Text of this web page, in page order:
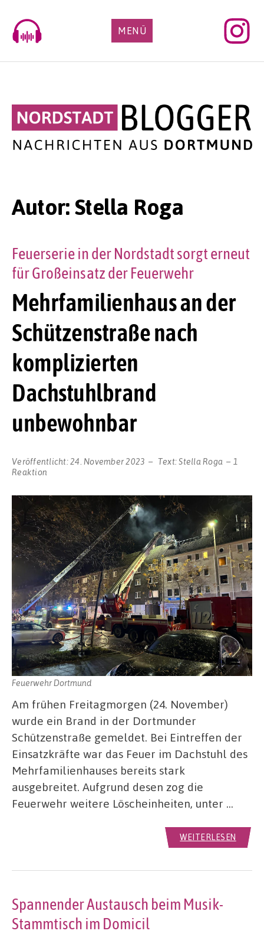
content
MENÜ
Autor:Stella Roga
Mehrfamilienhaus an der
Schützenstraße nach
komplizierten
Dachstuhlbrand
unbewohnbar
Feuerserie in der Nordstadt sorgt erneut
für Großeinsatz der Feuerwehr
Veröffentlicht:24. November 2023 Text:Stella Roga
1
Reaktion
Feuerwehr Dortmund
Am frühen Freitagmorgen (24. November)
wurde ein Brand in der Dortmunder
Schützenstraße gemeldet. Bei Eintreffen der
Einsatzkräfte war das Feuer im Dachstuhl des
Mehrfamilienhauses bereits stark
ausgebreitet. Aufgrund desen zog die
Feuerwehr weitere Löscheinheiten, unter …
WEITERLESEN
Spannender Austausch beim Musik-
Stammtisch im Domicil